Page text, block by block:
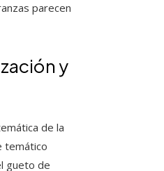
parecen
y
de la
temático
gueto de